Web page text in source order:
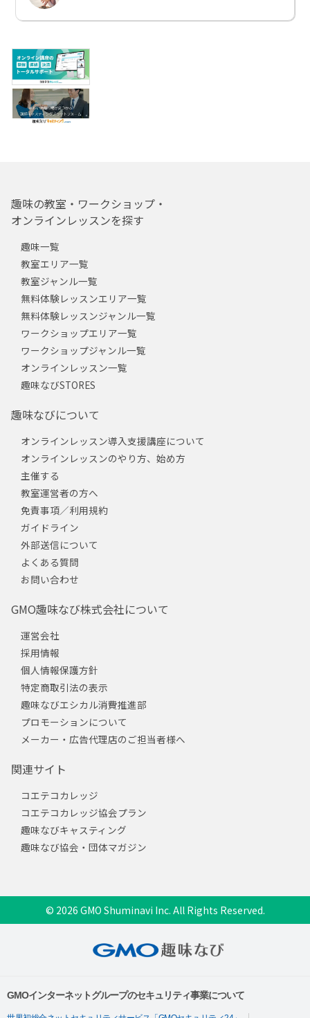
趣味の教室・ワークショップ・
オンラインレッスンを探す
趣味一覧
教室エリア一覧
教室ジャンル一覧
無料体験レッスンエリア一覧
無料体験レッスンジャンル一覧
ワークショップエリア一覧
ワークショップジャンル一覧
オンラインレッスン一覧
趣味なびSTORES
趣味なびについて
オンラインレッスン導入支援講座について
オンラインレッスンのやり方、始め方
主催する
教室運営者の方へ
免責事項／利用規約
ガイドライン
外部送信について
よくある質問
お問い合わせ
GMO趣味なび株式会社について
運営会社
採用情報
個人情報保護方針
特定商取引法の表示
趣味なびエシカル消費推進部
プロモーションについて
メーカー・広告代理店のご担当者様へ
関連サイト
コエテコカレッジ
コエテコカレッジ協会プラン
趣味なびキャスティング
趣味なび協会・団体マガジン
© 2026 GMO Shuminavi Inc. All Rights Reserved.